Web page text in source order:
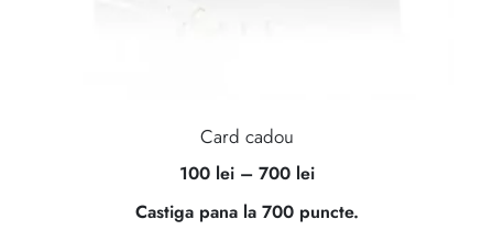
Card cadou
100 lei – 700 leiInterval
prețuri:
Castiga pana la 700 puncte.